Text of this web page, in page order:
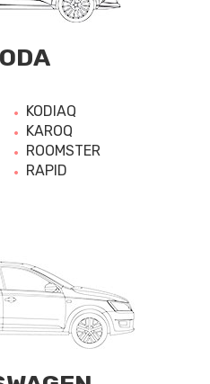
KODIAQ
KAROQ
ROOMSTER
RAPID